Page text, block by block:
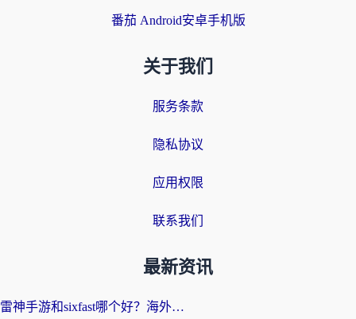
番茄 Android安卓手机版
关于我们
服务条款
隐私协议
应用权限
联系我们
最新资讯
雷神手游和sixfast哪个好？海外党亲测3款回国加速器，教你选对不踩坑